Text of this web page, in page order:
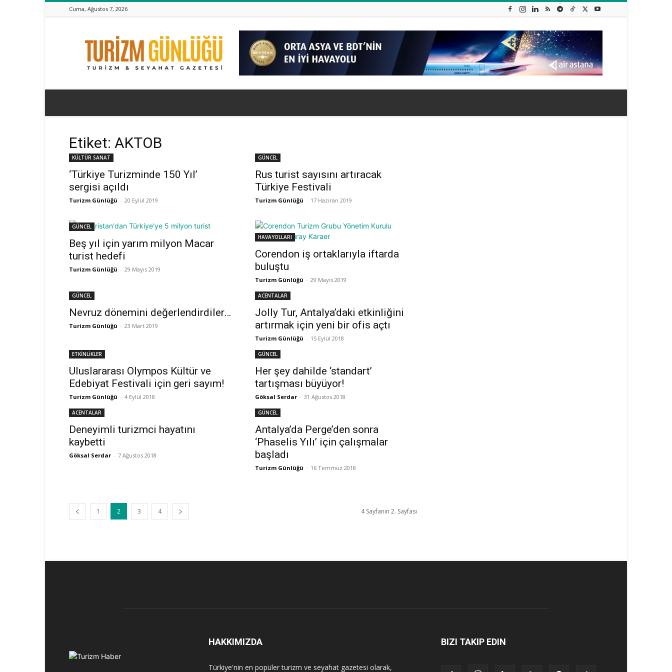
Cuma, Ağustos 7, 2026
Turizm
Günlüğü
Etiket: AKTOB
KÜLTÜR SANAT
‘Türkiye Turizminde 150 Yıl’
sergisi açıldı
Turizm Günlüğü - 20 Eylül 2019
GÜNCEL
Rus turist sayısını artıracak
Türkiye Festivali
Turizm Günlüğü - 17 Haziran 2019
GÜNCEL
Beş yıl için yarım milyon Macar
turist hedefi
Turizm Günlüğü - 29 Mayıs 2019
HAVAYOLLARI
Corendon iş ortaklarıyla iftarda
buluştu
Turizm Günlüğü - 29 Mayıs 2019
GÜNCEL
Nevruz dönemini değerlendirdiler…
Turizm Günlüğü - 23 Mart 2019
ACENTALAR
Jolly Tur, Antalya’daki etkinliğini
artırmak için yeni bir ofis açtı
Turizm Günlüğü - 15 Eylül 2018
ETKİNLİKLER
Uluslararası Olympos Kültür ve
Edebiyat Festivali için geri sayım!
Turizm Günlüğü - 4 Eylül 2018
GÜNCEL
Her şey dahilde ‘standart’
tartışması büyüyor!
Göksal Serdar - 31 Ağustos 2018
ACENTALAR
Deneyimli turizmci hayatını
kaybetti
Göksal Serdar - 7 Ağustos 2018
GÜNCEL
Antalya’da Perge’den sonra
‘Phaselis Yılı’ için çalışmalar
başladı
Turizm Günlüğü - 16 Temmuz 2018
1 2 3 4 4 Sayfanın 2. Sayfası
HAKKIMIZDA
Türkiye'nin en popüler turizm ve seyahat gazetesi olarak,
BIZI TAKIP EDIN